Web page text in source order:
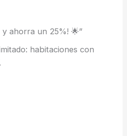
y ahorra un 25%! 🌟”
habitaciones con